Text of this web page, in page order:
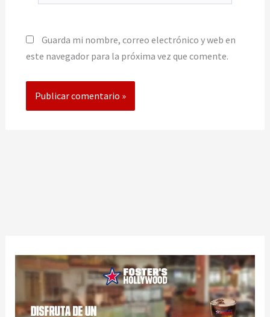
Guarda mi nombre, correo electrónico y web en
este navegador para la próxima vez que comente.